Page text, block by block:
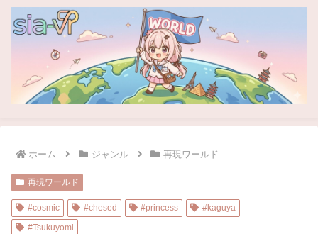
ホーム ジャンル 再現ワールド
再現ワールド
#cosmic #chesed #princess
#kaguya
#Tsukuyomi